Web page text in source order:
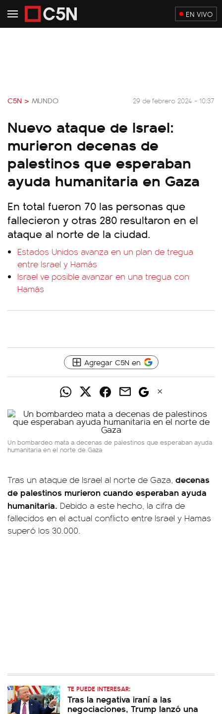
EN VIVO
C5N > MUNDO 29 de febrero 2024 - 10:37
Nuevo ataque de Israel:
murieron decenas de
palestinos que esperaban
ayuda humanitaria en Gaza
En total fueron 70 las personas que
fallecieron y otras 280 resultaron en el
ataque al norte de la ciudad.
Estados Unidos avanza en un plan de tregua
entre Israel y Hamás
Israel ve posible avanzar en una tregua con
Hamás
Agregar C5N en
Un bombardeo mata a decenas de palestinos que esperaban ayuda
humanitaria en el norte de Gaza
Tras un ataque de Israel al norte de Gaza, decenas
de palestinos murieron cuando esperaban ayuda
humanitaria. Debido a este hecho, la cifra de
fallecidos en el actual conflicto entre Israel y Hamas
superó los 30.000.
TE PUEDE INTERESAR:
Tras la negativa iraní a las
negociaciones, Trump lanzó una